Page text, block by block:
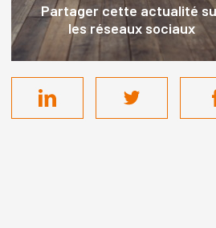
Partager cette actualité
les réseaux sociaux